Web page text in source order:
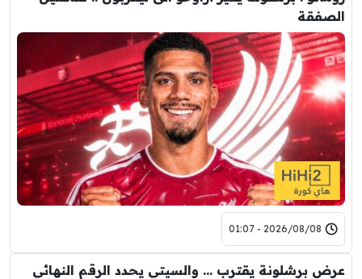
الصفقة
2026/08/08 - 01:07
عرض برشلونة يقترب … والسيتي يحدد الرقم النهائي